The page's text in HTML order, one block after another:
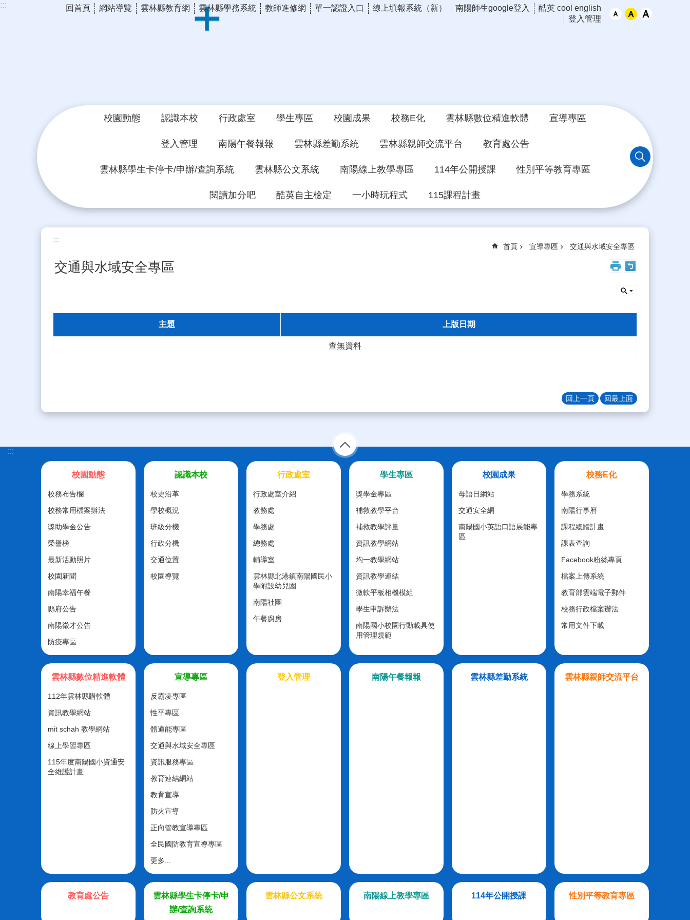
跳到主要內容區塊
::: 回首頁 網站導覽 雲林縣教育網 雲林縣學務系統 教師進修網 單一認證入口 線上填報系統（新） 南陽師生google登入
酷英 cool english
登入管理
校園動態 認識本校 行政處室 學生專區 校園成果 校務E化 雲林縣數位精進軟體 宣導專區
登入管理 南陽午餐報報 雲林縣差勤系統 雲林縣親師交流平台 教育處公告
雲林縣學生卡停卡/申辦/查詢系統 雲林縣公文系統 南陽線上教學專區 114年公開授課 性別平等教育專區
閱讀加分吧 酷英自主檢定 一小時玩程式 115課程計畫
:::
首頁 宣導專區 交通與水域安全專區
交通與水域安全專區
主題 上版日期
查無資料
回上一頁 回最上面
:::
校園動態
校務布告欄
校務常用檔案辦法
獎助學金公告
榮譽榜
最新活動照片
校園新聞
南陽幸福午餐
縣府公告
南陽徵才公告
防疫專區
認識本校
校史沿革
學校概況
班級分機
行政分機
交通位置
校園導覽
行政處室
行政處室介紹
教務處
學務處
總務處
輔導室
雲林縣北港鎮南陽國民小
學附設幼兒園
南陽社團
午餐廚房
學生專區
獎學金專區
補救教學平台
補救教學評量
資訊教學網站
均一教學網站
資訊教學連結
微軟平板相機模組
學生申訴辦法
南陽國小校園行動載具使
用管理規範
校園成果
母語日網站
交通安全網
南陽國小英語口語展能專
區
校務E化
學務系統
南陽行事曆
課程總體計畫
課表查詢
Facebook粉絲專頁
檔案上傳系統
教育部雲端電子郵件
校務行政檔案辦法
常用文件下載
雲林縣數位精進軟體
112年雲林縣購軟體
資訊教學網站
mit schah 教學網站
線上學習專區
115年度南陽國小資通安
全維護計畫
宣導專區
反霸凌專區
性平專區
體適能專區
交通與水域安全專區
資訊服務專區
教育連結網站
教育宣導
防火宣導
正向管教宣導專區
全民國防教育宣導專區
更多...
登入管理 南陽午餐報報 雲林縣差勤系統 雲林縣親師交流平台
教育處公告
雲林縣學生卡停卡/申
辦/查詢系統
雲林縣公文系統 南陽線上教學專區 114年公開授課 性別平等教育專區